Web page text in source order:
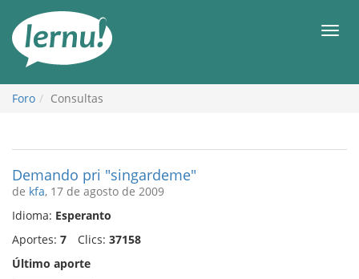
Foro Consultas
Demando pri "singardeme"
de kfa, 17 de agosto de 2009
Idioma: Esperanto
Aportes: 7 Clics: 37158
Último aporte